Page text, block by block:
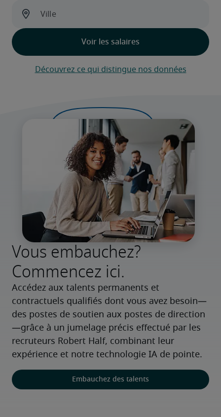
Découvrez ce qui distingue nos données
Vous embauchez?
Commencez ici.
Accédez aux talents permanents et
contractuels qualifiés dont vous avez besoin—
des postes de soutien aux postes de direction
—grâce à un jumelage précis effectué par les
recruteurs Robert Half, combinant leur
expérience et notre technologie IA de pointe.
Embauchez des talents